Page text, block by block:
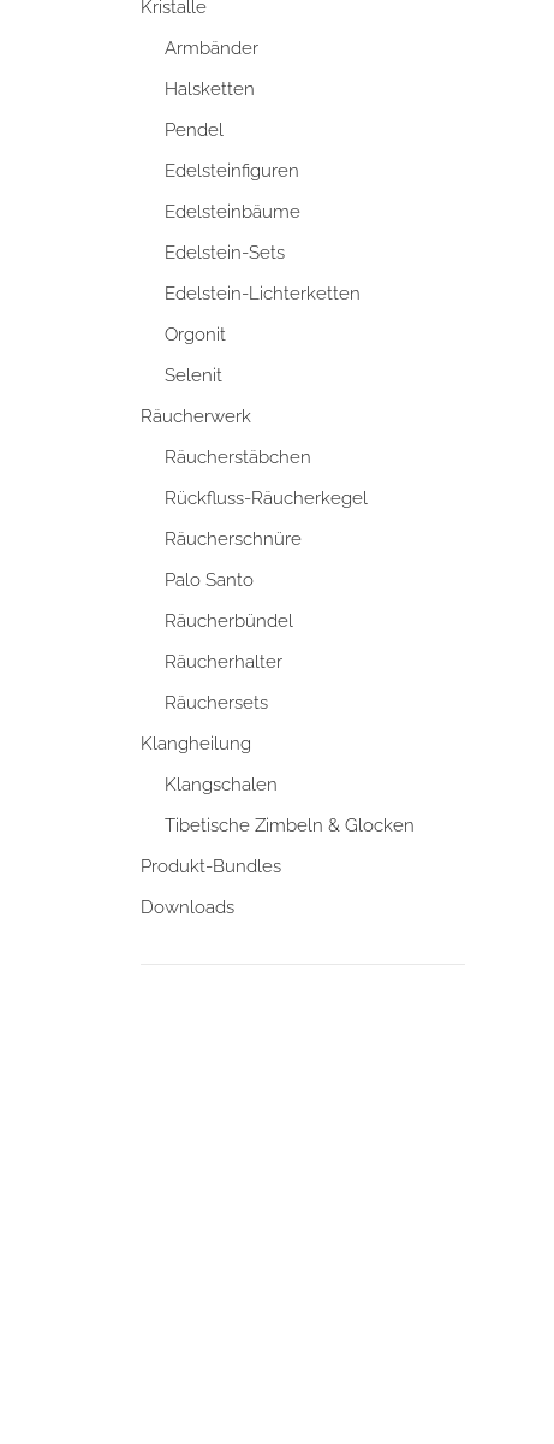
Kristalle
Armbänder
Halsketten
Pendel
Edelsteinfiguren
Edelsteinbäume
Edelstein-Sets
Edelstein-Lichterketten
Orgonit
Selenit
Räucherwerk
Räucherstäbchen
Rückfluss-Räucherkegel
Räucherschnüre
Palo Santo
Räucherbündel
Räucherhalter
Räuchersets
Klangheilung
Klangschalen
Tibetische Zimbeln & Glocken
Produkt-Bundles
Downloads